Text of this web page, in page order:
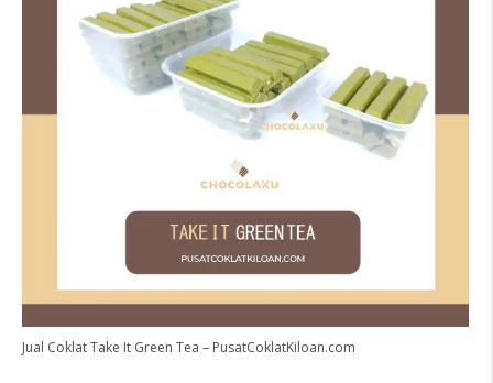
Jual Coklat Take It Green Tea – PusatCoklatKiloan.com